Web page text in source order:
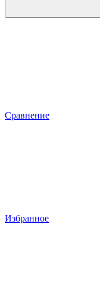
Сравнение
Избранное